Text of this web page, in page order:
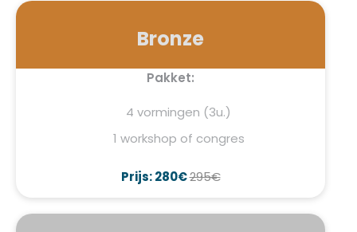
Bronze
Pakket:
4 vormingen (3u.)
1 workshop of congres
Prijs: 280€295€